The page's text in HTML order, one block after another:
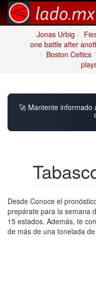
Jonas Urbig
one battle after
Boston Celtics
🚀 Mantente informado
Desde Conoce el
prepárate para la semana
15 estados. Además, te
de más de una tonelada